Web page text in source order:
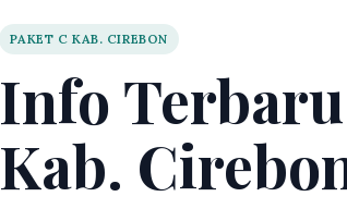
PAKET C KAB. CIREBON
Info
Kab.